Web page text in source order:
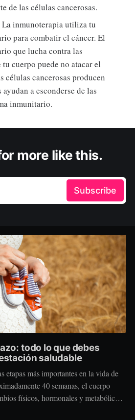
de las células cancerosas.
La inmunoterapia utiliza tu
para combatir el cáncer. El
que lucha contra las
tu cuerpo puede no atacar el
células cancerosas producen
a esconderse de las
inmunitario.
more like this.
Subscribe
todo lo que debes
saludable
etapas más importantes en la vida de
40 semanas, el cuerpo
físicos, hormonales y metabólicos
y sostener una nueva vida. Más allá de